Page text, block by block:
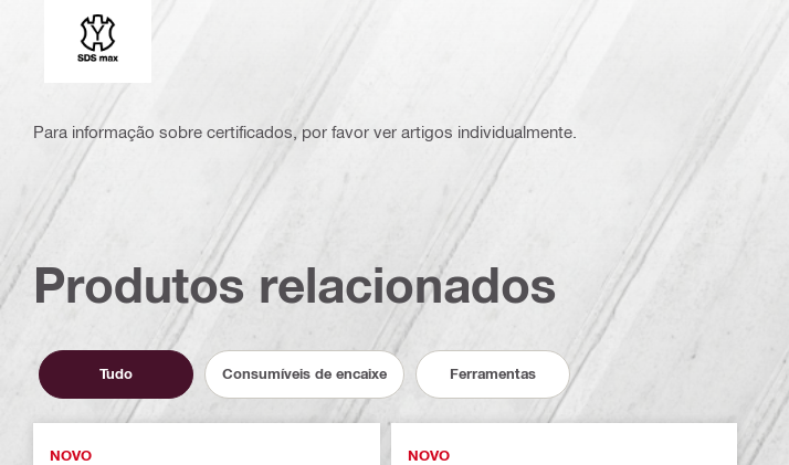
Adaptador para coroa
Para informação sobre certificados, por favor ver artigos individualmente.
Produtos relacionados
Tudo Consumíveis de encaixe Ferramentas
NOVO NOVO